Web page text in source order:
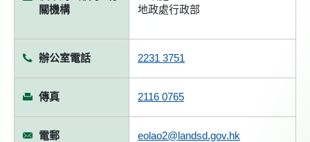
關機構
地政處行政部
辦公室電話 2231 3751
傳真 2116 0765
電郵 eolao2@landsd.gov.hk